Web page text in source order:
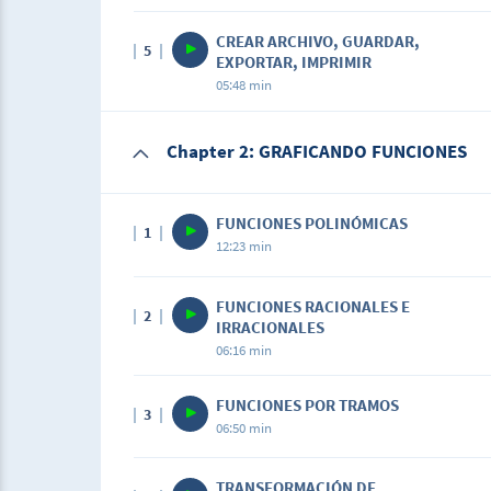
Conoce la barra de herramientas para la
5
CREAR ARCHIVO, GUARDAR,
EXPORTAR, IMPRIMIR
05:48 min
Chapter 2: GRAFICANDO FUNCIONES
1 FUNCIONES POLINÓMICAS
12:23 min
Grafica funciones paso a paso
2
FUNCIONES RACIONALES E
IRRACIONALES
06:16 min
3 FUNCIONES POR TRAMOS
06:50 min